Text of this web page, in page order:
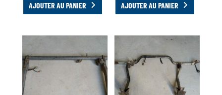
AJOUTER AU PANIER AJOUTER AU PANIER